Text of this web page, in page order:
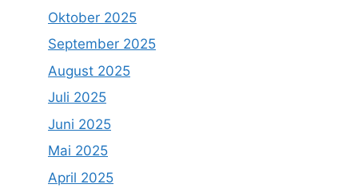
Oktober 2025
September 2025
August 2025
Juli 2025
Juni 2025
Mai 2025
April 2025